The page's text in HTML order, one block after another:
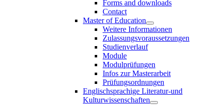
Forms and downloads
Contact
Master of Education
Weitere Informationen
Zulassungsvoraussetzungen
Studienverlauf
Module
Modulprüfungen
Infos zur Masterarbeit
Prüfungsordnungen
Englischsprachige Literatur-und
Kulturwissenschaften